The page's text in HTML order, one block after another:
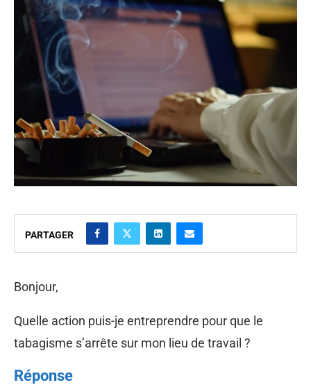
PARTAGER
Bonjour,
Quelle action puis-je entreprendre pour que le
tabagisme s’arrête sur mon lieu de travail ?
Réponse